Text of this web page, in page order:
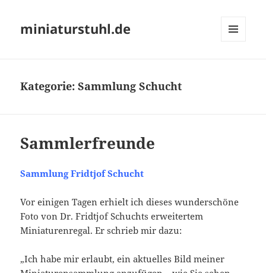
miniaturstuhl.de
Kategorie:Sammlung Schucht
Sammlerfreunde
Sammlung Fridtjof Schucht
Vor einigen Tagen erhielt ich dieses wunderschöne
Foto von Dr. Fridtjof Schuchts erweitertem
Miniaturenregal. Er schrieb mir dazu:
„Ich habe mir erlaubt, ein aktuelles Bild meiner